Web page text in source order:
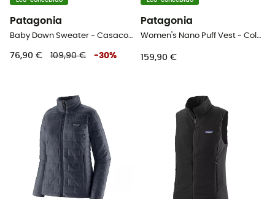
Patagonia
Baby Down Sweater - Casaco penas criança
76,90 € 109,90 € -30%
Patagonia
Women's Nano Puff Vest - Colete penas mulher
159,90 €